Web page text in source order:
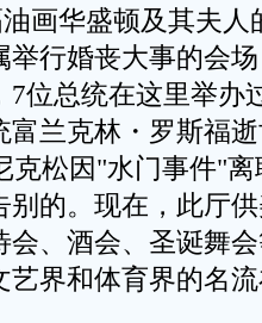
画华盛顿及其夫人
举行婚丧大事的会
7位总统在这里举办
富兰克林・罗斯福
克松因"水门事件"
别的。现在，此厅
会、酒会、圣诞舞
艺界和体育界的名